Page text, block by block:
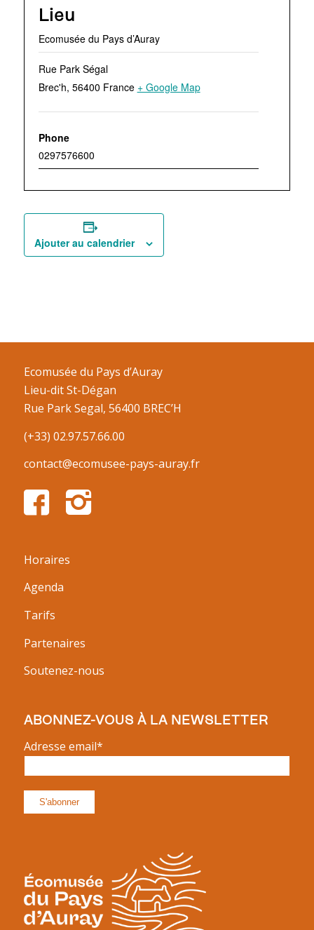
Lieu
Ecomusée du Pays d’Auray
Rue Park Ségal
Brec'h, 56400 France + Google Map
Phone
0297576600
Ajouter au calendrier
Ecomusée du Pays d’Auray
Lieu-dit St-Dégan
Rue Park Segal, 56400 BREC’H
(+33) 02.97.57.66.00
contact@ecomusee-pays-auray.fr
Horaires
Agenda
Tarifs
Partenaires
Soutenez-nous
ABONNEZ-VOUS À LA NEWSLETTER
Adresse email*